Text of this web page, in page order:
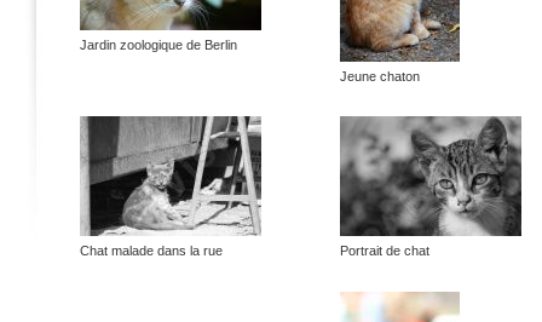
Jardin zoologique de Berlin
Jeune chaton
Chat malade dans la rue Portrait de chat